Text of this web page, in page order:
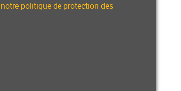
politique de protection des